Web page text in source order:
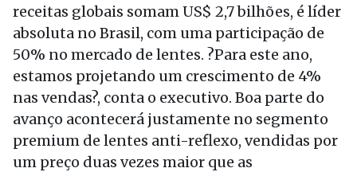
receitas globais somam US$ 2,7 bilhões, é líder
absoluta no Brasil, com uma participação de
50% no mercado de lentes. ?Para este ano,
estamos projetando um crescimento de 4%
nas vendas?, conta o executivo. Boa parte do
avanço acontecerá justamente no segmento
premium de lentes anti-reflexo, vendidas por
um preço duas vezes maior que as